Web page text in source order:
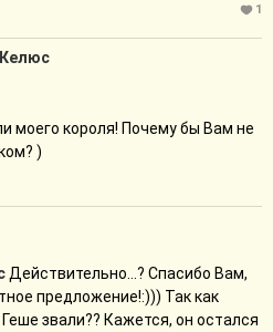
1
моего короля! Почему бы Вам не
)
Действительно...? Спасибо Вам,
предложение!:))) Так как
звали?? Кажется, он остался